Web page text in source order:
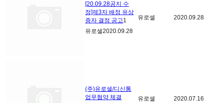
[20.09.28공지 수
정]제3자 배정 유상
증자 결정 공고1
유로셀2020.09.28
유로셀 2020.09.28
(주)유로셀/디신통
업무협약 체결
유로셀 2020.07.16